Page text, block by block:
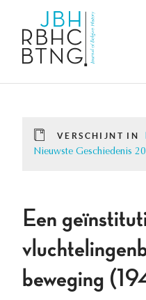
VERSCHIJNT IN
Nieuwste Geschiedenis
Een
beweging